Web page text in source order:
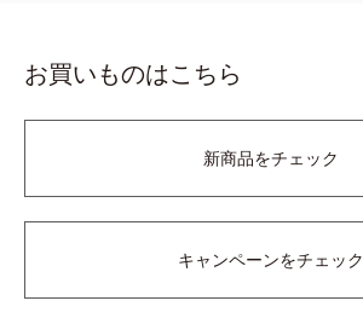
お買いものはこちら
新商品をチェック
キャンペーンをチェック